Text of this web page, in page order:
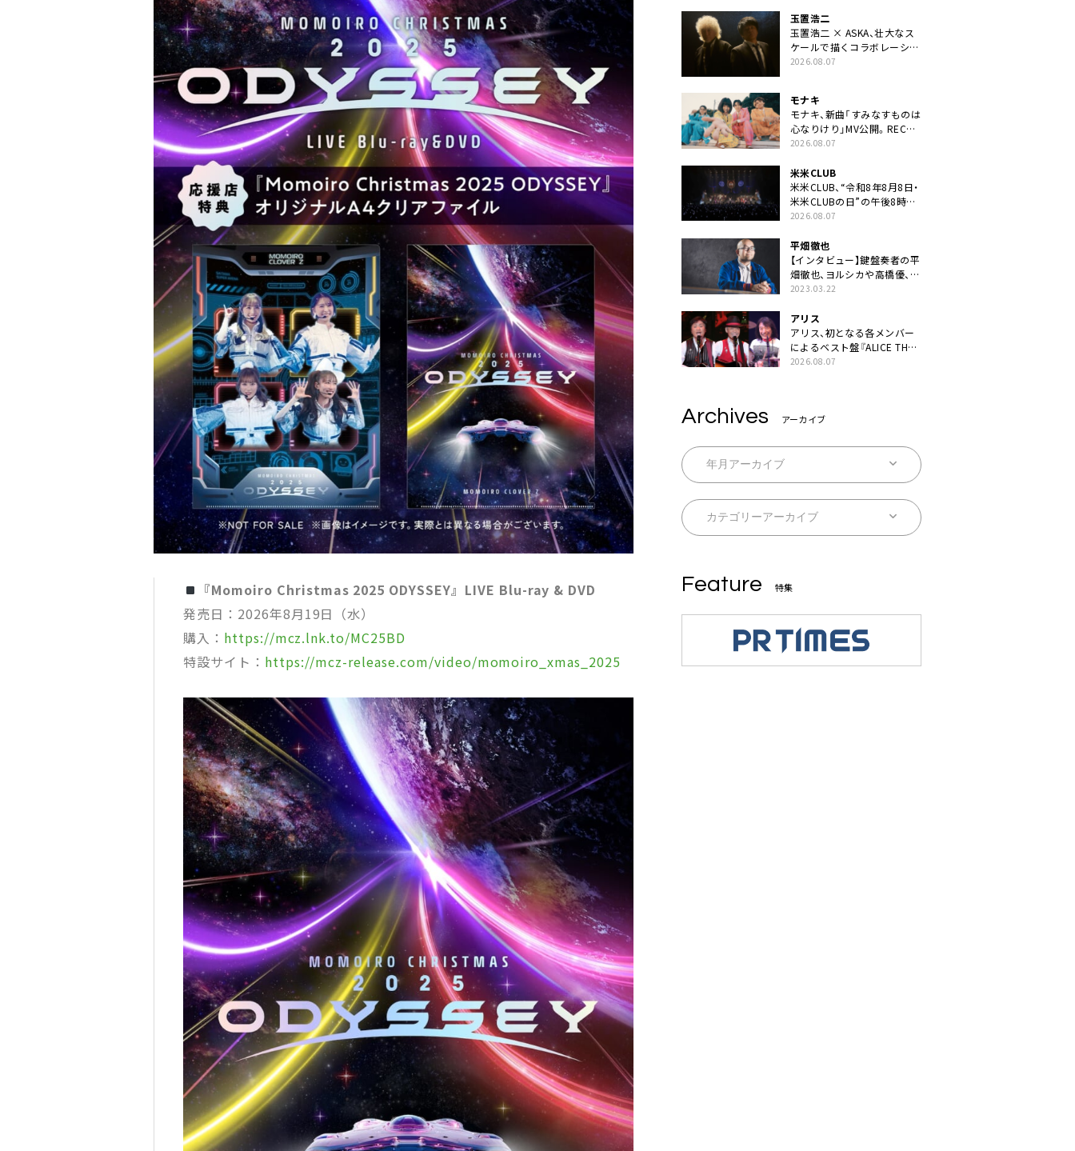
『Momoiro Christmas 2025 ODYSSEY』LIVE Blu-ray & DVD
発売日：2026年8月19日（水）
購入： https://mcz.lnk.to/MC25BD
特設サイト： https://mcz-release.com/video/momoiro_xmas_2025
玉置浩二
玉置浩二 × ASKA、壮大なス
ケールで描くコラボレーショ
ン曲「音銀河」リリース決定。
2026.08.07
モナキ
モナキ、新曲「すみなすものは
心なりけり」MV公開。RECの
ギターにEvery Little Thing・
2026.08.07
米米CLUB
米米CLUB、“令和8年8月8日・
米米CLUBの日”の午後8時に
40周年ライブより「FANtachy
2026.08.07
平畑徹也
【インタビュー】鍵盤奏者の平
畑徹也、ヨルシカや高橋優、キ
タニタツヤなど9名のゲスト
生の総括「自分自身を再確認
できた」
2023.03.22
アリス
アリス、初となる各メンバー
によるベスト盤『ALICE THE
BEST “TORILOGY”』リリー
2026.08.07
Archives アーカイブ
Feature 特集